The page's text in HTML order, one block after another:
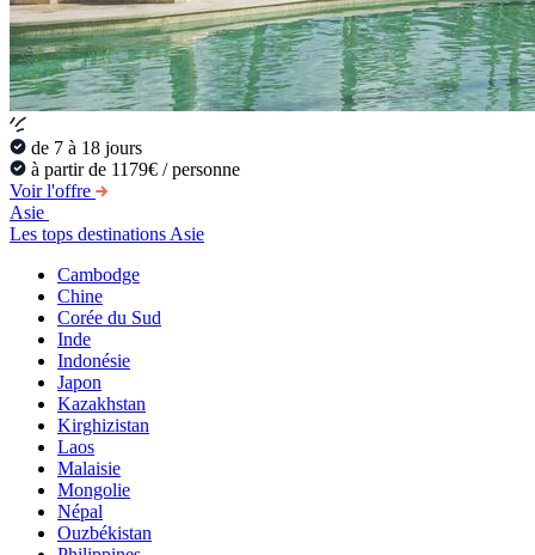
de 7 à 18 jours
à partir de 1179€ / personne
Voir l'offre
Asie
Les tops destinations Asie
Cambodge
Chine
Corée du Sud
Inde
Indonésie
Japon
Kazakhstan
Kirghizistan
Laos
Malaisie
Mongolie
Népal
Ouzbékistan